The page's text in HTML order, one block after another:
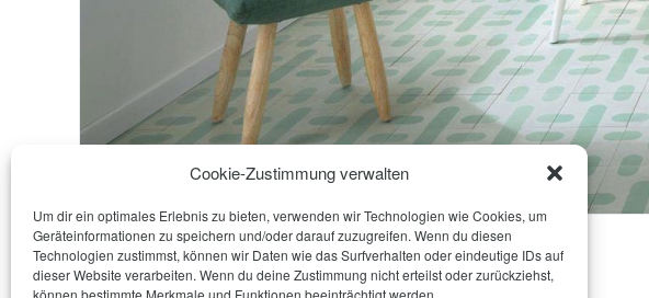
Cookie-Zustimmung verwalten
Um dir ein optimales Erlebnis zu bieten, verwenden wir Technologien wie Cookies, um
Geräteinformationen zu speichern und/oder darauf zuzugreifen. Wenn du diesen
Technologien zustimmst, können wir Daten wie das Surfverhalten oder eindeutige IDs auf
dieser Website verarbeiten. Wenn du deine Zustimmung nicht erteilst oder zurückziehst,
können bestimmte Merkmale und Funktionen beeinträchtigt werden.